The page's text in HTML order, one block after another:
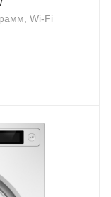
Wi-Fi